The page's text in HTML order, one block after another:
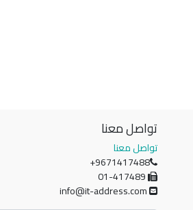
تواصل معنا
تواصل معنا
+9671417488
info@it-address.com